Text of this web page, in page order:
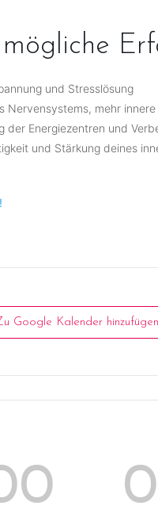
und Stresslösung
Nervensystems, mehr innere
der Energiezentren und
und Stärkung deines
Google Kalender hinzufügen